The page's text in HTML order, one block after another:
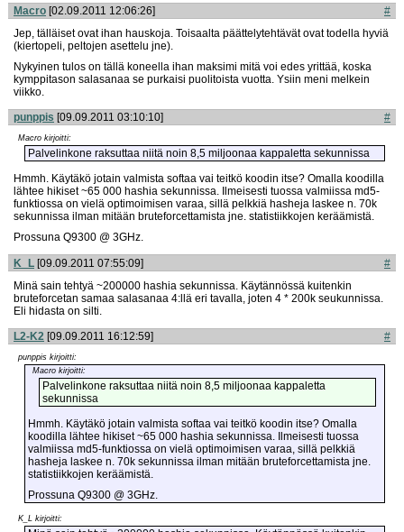
Macro [02.09.2011 12:06:26]
#
Jep, tälläiset ovat ihan hauskoja. Toisaalta päättelytehtävät ovat todella hyviä
(kiertopeli, peltojen asettelu jne).
Nykyinen tulos on tällä koneella ihan maksimi mitä voi edes yrittää, koska
kymppitason salasanaa se purkaisi puolitoista vuotta. Ysiin meni melkein
viikko.
punppis [09.09.2011 03:10:10] #
Macro kirjoitti:
Palvelinkone raksuttaa niitä noin 8,5 miljoonaa kappaletta sekunnissa
Hmmh. Käytäkö jotain valmista softaa vai teitkö koodin itse? Omalla koodilla
lähtee hikiset ~65 000 hashia sekunnissa. Ilmeisesti tuossa valmiissa md5-
funktiossa on vielä optimoimisen varaa, sillä pelkkiä hasheja laskee n. 70k
sekunnissa ilman mitään bruteforcettamista jne. statistiikkojen keräämistä.
Prossuna Q9300 @ 3GHz.
K_L [09.09.2011 07:55:09]
#
Minä sain tehtyä ~200000 hashia sekunnissa. Käytännössä kuitenkin
bruteforcetan samaa salasanaa 4:llä eri tavalla, joten 4 * 200k seukunnissa.
Eli hidasta on silti.
L2-K2 [09.09.2011 16:12:59] #
punppis kirjoitti:
Macro kirjoitti:
Palvelinkone raksuttaa niitä noin 8,5 miljoonaa kappaletta
sekunnissa
Hmmh. Käytäkö jotain valmista softaa vai teitkö koodin itse? Omalla
koodilla lähtee hikiset ~65 000 hashia sekunnissa. Ilmeisesti tuossa
valmiissa md5-funktiossa on vielä optimoimisen varaa, sillä pelkkiä
hasheja laskee n. 70k sekunnissa ilman mitään bruteforcettamista jne.
statistiikkojen keräämistä.
Prossuna Q9300 @ 3GHz.
K_L kirjoitti: